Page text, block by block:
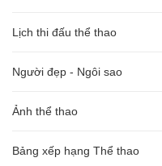
Lịch thi đấu thể thao
Người đẹp - Ngôi sao
Ảnh thể thao
Bảng xếp hạng Thể thao